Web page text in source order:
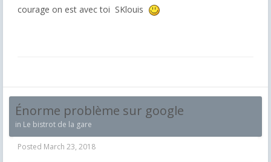
courage on est avec toi SKlouis
Énorme problème sur google
in Le bistrot de la gare
Posted March 23, 2018